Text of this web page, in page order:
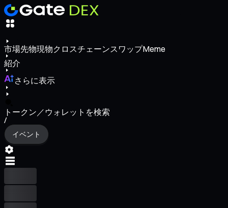
市場先物現物クロスチェーンスワップMeme
紹介
さらに表示
トークン／ウォレットを検索
/
イベント